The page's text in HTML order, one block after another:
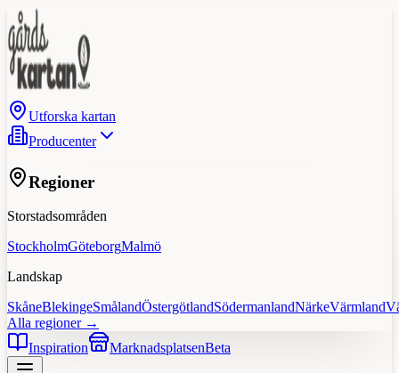
Utforska kartan
Producenter
Regioner
Storstadsområden
StockholmGöteborgMalmö
Landskap
SkåneBlekingeSmålandÖstergötlandSödermanlandNärkeVärmland
Alla regioner →
Inspiration
MarknadsplatsenBeta